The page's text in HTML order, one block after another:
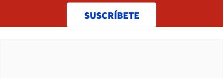
SUSCRÍBETE